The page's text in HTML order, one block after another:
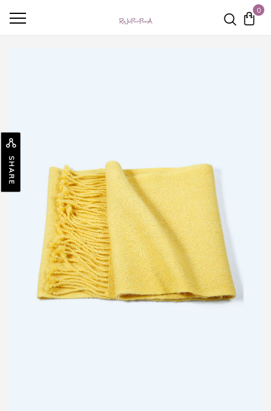
0
SHARE